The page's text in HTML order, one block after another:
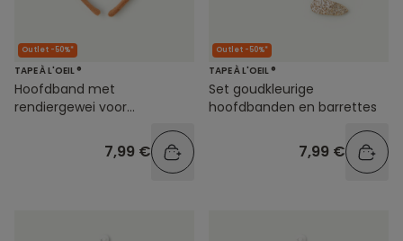
Outlet -50%*
TAPE À L'OEIL ®
Hoofdband met
rendiergewei voor
7,99 €
Outlet -50%*
TAPE À L'OEIL ®
Set goudkleurige
hoofdbanden en barrettes
7,99 €